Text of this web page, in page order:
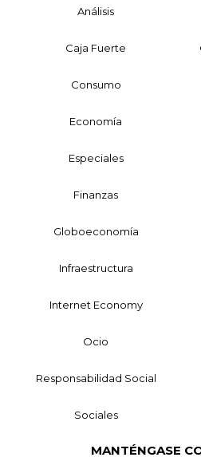
Análisis
Caja Fuerte
Consumo
Economía
Especiales
Finanzas
Globoeconomía
Infraestructura
Internet Economy
Ocio
Responsabilidad Social
Sociales
MANTÉNGASE